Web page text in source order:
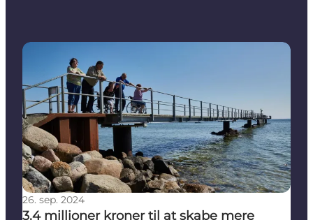
3.4 millioner kroner til at skabe mere tilgængelig
26. sep. 2024
3.4 millioner kroner til at skabe mere